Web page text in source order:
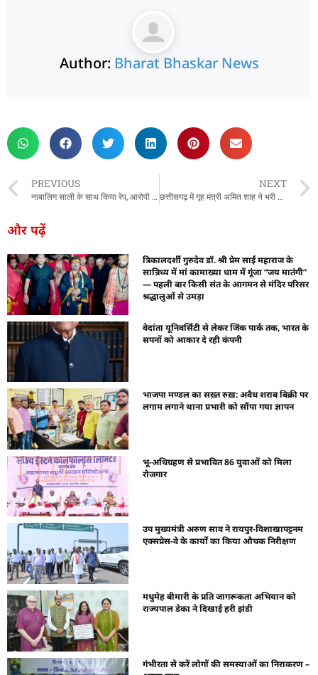
Author: Bharat Bhaskar News
PREVIOUS
नाबालिग साली के साथ किया रेप, आरोपी को मिली 20 साल की जेल
NEXT
छत्तीसगढ़ में गृह मंत्री अमित शाह ने भरी हुंकार…
और पढ़ें
त्रिकालदर्शी गुरुदेव डॉ. श्री प्रेम साईं महाराज के
सान्निध्य में मां कामाख्या धाम में गूंजा “जय मातंगी”
— पहली बार किसी संत के आगमन से मंदिर परिसर
श्रद्धालुओं से उमड़ा
वेदांता यूनिवर्सिटी से लेकर जिंक पार्क तक, भारत के
सपनों को आकार दे रही कंपनी
भाजपा मण्डल का सख़्त रुख़: अवैध शराब बिक्री पर
लगाम लगाने थाना प्रभारी को सौंपा गया ज्ञापन
भू-अधिग्रहण से प्रभावित 86 युवाओं को मिला
रोजगार
उप मुख्यमंत्री अरुण साव ने रायपुर-विशाखापट्टनम
एक्सप्रेस-वे के कार्यों का किया औचक निरीक्षण
मधुमेह बीमारी के प्रति जागरूकता अभियान को
राज्यपाल डेका ने दिखाई हरी झंडी
गंभीरता से करें लोगों की समस्याओं का निराकरण –